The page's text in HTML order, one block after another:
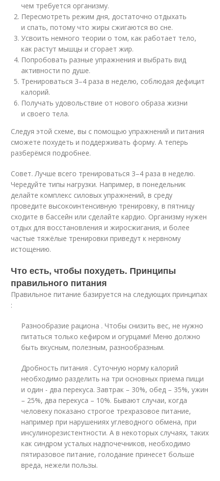
чем требуется организму.
Пересмотреть режим дня, достаточно отдыхать
и спать, потому что жиры сжигаются во сне.
Усвоить немного теории о том, как работает тело,
как растут мышцы и сгорает жир.
Попробовать разные упражнения и выбрать вид
активности по душе.
Тренироваться 3–4 раза в неделю, соблюдая дефицит
калорий.
Получать удовольствие от нового образа жизни
и своего тела.
Следуя этой схеме, вы с помощью упражнений и питания
сможете похудеть и поддерживать форму. А теперь
разберёмся подробнее.
Совет. Лучше всего тренироваться 3–4 раза в неделю.
Чередуйте типы нагрузки. Например, в понедельник
делайте комплекс силовых упражнений, в среду
проведите высокоинтенсивную тренировку, в пятницу
сходите в бассейн или сделайте кардио. Организму нужен
отдых для восстановления и жиросжигания, и более
частые тяжёлые тренировки приведут к нервному
истощению.
Что есть, чтобы похудеть. Принципы
правильного питания
Правильное питание базируется на следующих принципах
:
Разнообразие рациона . Чтобы снизить вес, не нужно
питаться только кефиром и огурцами! Меню должно
быть вкусным, полезным, разнообразным.
Дробность питания . Суточную норму калорий
необходимо разделить на три основных приема пищи
и один - два перекуса. Завтрак – 30%, обед – 35%, ужин
– 25%, два перекуса – 10%. Бывают случаи, когда
человеку показано строгое трехразовое питание,
например при нарушениях углеводного обмена, при
инсулинорезистентности. А в некоторых случаях, таких
как синдром усталых надпочечников, необходимо
пятиразовое питание, голодание принесет больше
вреда, нежели пользы.